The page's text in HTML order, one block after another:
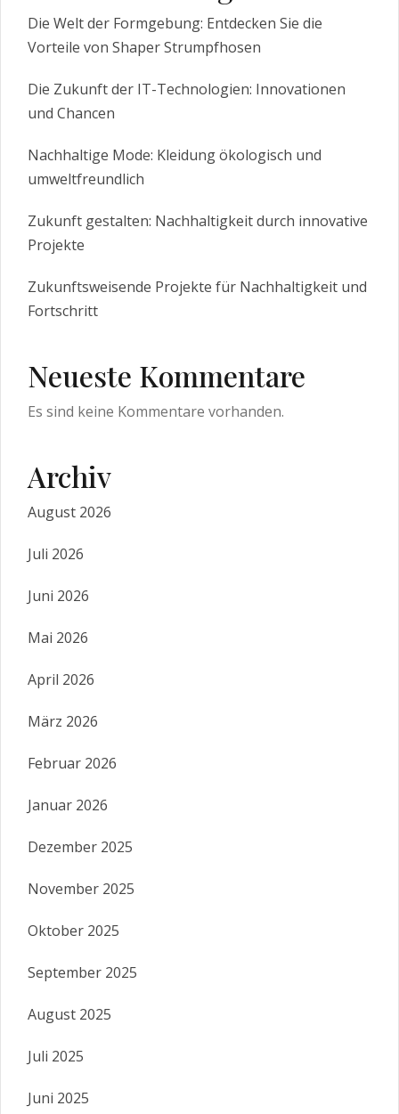
Die Welt der Formgebung: Entdecken Sie die
Vorteile von Shaper Strumpfhosen
Die Zukunft der IT-Technologien: Innovationen
und Chancen
Nachhaltige Mode: Kleidung ökologisch und
umweltfreundlich
Zukunft gestalten: Nachhaltigkeit durch innovative
Projekte
Zukunftsweisende Projekte für Nachhaltigkeit und
Fortschritt
Neueste Kommentare
Es sind keine Kommentare vorhanden.
Archiv
August 2026
Juli 2026
Juni 2026
Mai 2026
April 2026
März 2026
Februar 2026
Januar 2026
Dezember 2025
November 2025
Oktober 2025
September 2025
August 2025
Juli 2025
Juni 2025